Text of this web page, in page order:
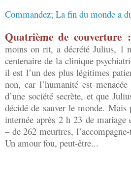
Commandez; La fin du monde a
Quatrième de couverture :
moins on rit, a décrété Julius, 1
centenaire de la clinique
il est l’un des plus légitimes
non, car l’humanité est
d’une société secrète, et que
décidé de sauver le monde.
internée après 2 h 23 de mariage
– de 262 meurtres,
Un amour fou, peut-être...